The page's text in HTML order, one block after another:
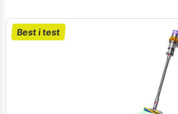
Best i test